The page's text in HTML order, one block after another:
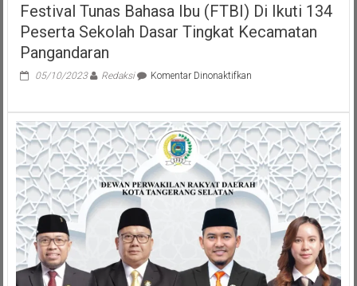
Festival Tunas Bahasa Ibu (FTBI) Di Ikuti 134
Peserta Sekolah Dasar Tingkat Kecamatan
Pangandaran
05/10/2023 Redaksi Komentar Dinonaktifkanpada
Ibu
(FTBI)
Di
Ikuti
134
Peserta
Sekolah
Dasar
Tingkat
Kecamatan
Pangandaran